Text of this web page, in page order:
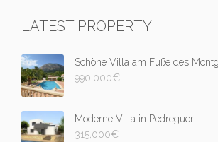
LATEST PROPERTY
Schöne Villa am Fuße des
990,000€
Moderne Villa in Pedreguer
315,000€